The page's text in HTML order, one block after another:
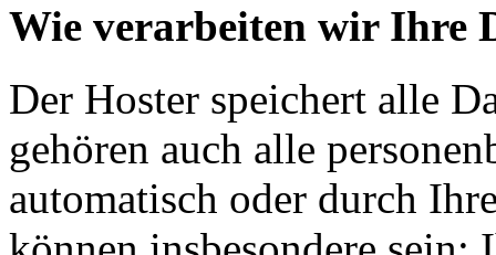
Wie verarbeiten wir Ihre
Der Hoster speichert alle
gehören auch alle
automatisch oder durch